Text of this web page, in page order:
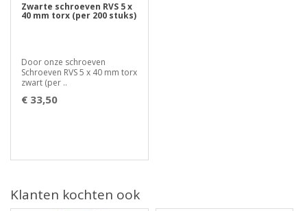
Zwarte schroeven RVS 5 x
40 mm torx (per 200 stuks)
Door onze schroeven
Schroeven RVS 5 x 40 mm torx
zwart (per ..
€ 33,50
Klanten kochten ook